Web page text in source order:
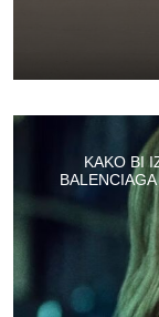
KAKO BI